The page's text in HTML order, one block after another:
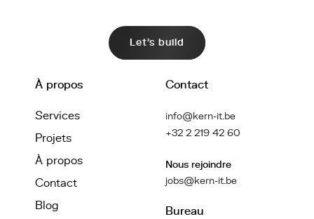
Let's build
À propos
Services
Projets
À propos
Contact
Blog
Contact
info@kern-it.be
+32 2 219 42 60
Nous rejoindre
jobs@kern-it.be
Bureau